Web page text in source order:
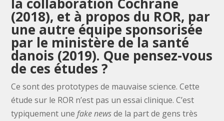
(2018), et à propos du ROR, par
une autre équipe sponsorisée
par le ministère de la santé
danois (2019). Que pensez-vous
de ces études ?
Ce sont des prototypes de mauvaise science. Cette
étude sur le ROR n’est pas un essai clinique. C’est
typiquement unefake newsde la part de gens très